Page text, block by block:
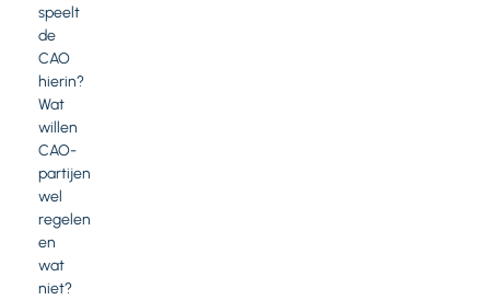
speelt
de
CAO
hierin?
Wat
willen
CAO-
partijen
wel
regelen
en
wat
niet?